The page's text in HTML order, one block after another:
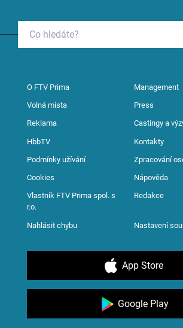
O FTV Prima Management
Volná místa Press
Reklama Castingy a
HbbTV Kontakty
Podmínky užívání Zpracování
Cookies Nápověda
Vlastník FTV Prima spol. s
r.o.
Redakce
Nahlásit chybu Nastavení
App Store
Google Play